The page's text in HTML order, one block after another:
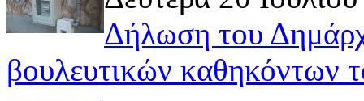
Δήλωση του
βουλευτικών καθηκόντων